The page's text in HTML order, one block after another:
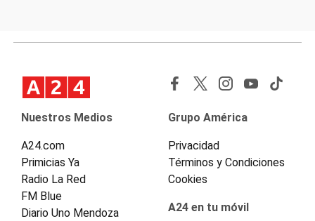
Nuestros Medios
A24.com
Primicias Ya
Radio La Red
FM Blue
Diario Uno Mendoza
Grupo América
Privacidad
Términos y Condiciones
Cookies
A24 en tu móvil